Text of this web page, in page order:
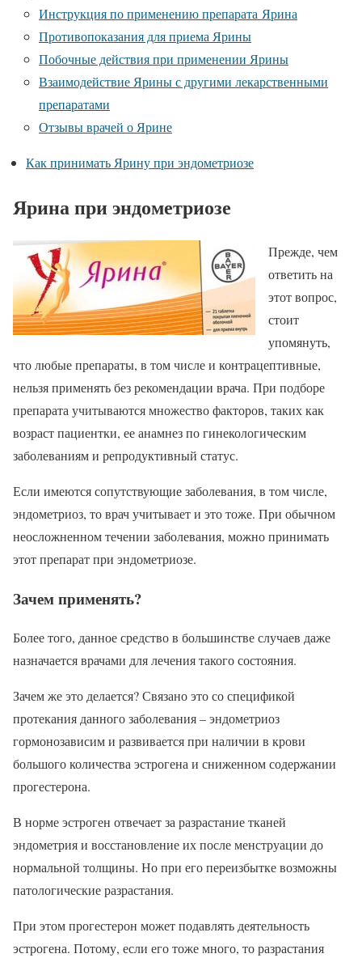
Инструкция по применению препарата Ярина
Противопоказания для приема Ярины
Побочные действия при применении Ярины
Взаимодействие Ярины с другими лекарственными
препаратами
Отзывы врачей о Ярине
Как принимать Ярину при эндометриозе
Ярина при эндометриозе
Прежде, чем
ответить на
этот вопрос,
стоит
упомянуть,
что любые препараты, в том числе и контрацептивные,
нельзя применять без рекомендации врача. При подборе
препарата учитываются множество факторов, таких как
возраст пациентки, ее анамнез по гинекологическим
заболеваниям и репродуктивный статус.
Если имеются сопутствующие заболевания, в том числе,
эндометриоз, то врач учитывает и это тоже. При обычном
неосложненном течении заболевания, можно принимать
этот препарат при эндометриозе.
Зачем применять?
Более того, данное средство в большинстве случаев даже
назначается врачами для лечения такого состояния.
Зачем же это делается? Связано это со спецификой
протекания данного заболевания – эндометриоз
гормонозависим и развивается при наличии в крови
большого количества эстрогена и сниженном содержании
прогестерона.
В норме эстроген отвечает за разрастание тканей
эндометрия и восстановление их после менструации до
нормальной толщины. Но при его переизбытке возможны
патологические разрастания.
При этом прогестерон может подавлять деятельность
эстрогена. Потому, если его тоже много, то разрастания